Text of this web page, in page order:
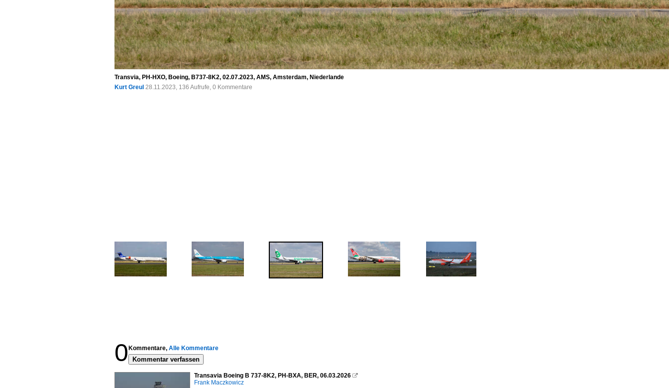
Transvia, PH-HXO, Boeing, B737-8K2, 02.07.2023, AMS, Amsterdam, Niederlande
Kurt Greul 28.11.2023, 136 Aufrufe, 0 Kommentare
0 Kommentare, Alle Kommentare
Kommentar verfassen
Transavia Boeing B 737-8K2, PH-BXA, BER, 06.03.2026 
Frank Maczkowicz